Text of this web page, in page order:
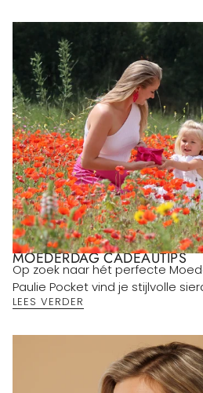
MOEDERDAG CADEAUTIPS
Op zoek naar hét perfecte
Paulie Pocket vind je stijlvolle
LEES VERDER